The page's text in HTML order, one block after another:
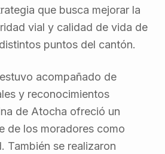
que busca mejorar la
vial y calidad de vida de
puntos del cantón.
acompañado de
y reconocimientos
de Atocha ofreció un
de los moradores como
También se realizaron